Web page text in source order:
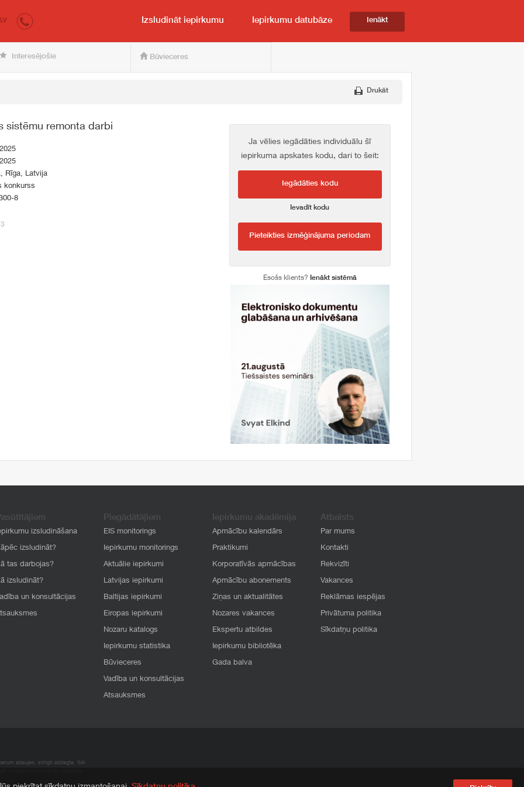
pircējam un pārdevējam
LV Izsludināt iepirkumu Iepirkumu datubāze Ienākt
Interesējošie Būvieceres
Drukāt
sistēmu remonta darbi
Rīga, Latvija
konkurss
8
Ja vēlies iegādāties individuālu šī
iepirkuma apskates kodu, dari to šeit:
Iegādāties kodu
Ievadīt kodu
Pieteikties izmēģinājuma periodam
Esošs klients? Ienākt sistēmā
izsludināšana
izsludināt?
tas darbojas?
izsludināt?
un konsultācijas
Piegādātājiem
EIS monitorings
Iepirkumu monitorings
Aktuālie iepirkumi
Latvijas iepirkumi
Baltijas iepirkumi
Eiropas iepirkumi
Nozaru katalogs
Iepirkumu statistika
Būvieceres
Vadība un konsultācijas
Atsauksmes
Iepirkumu akadēmija
Apmācību kalendārs
Praktikumi
Korporatīvās apmācības
Apmācību abonements
Ziņas un aktualitātes
Nozares vakances
Ekspertu atbildes
Iepirkumu bibliotēka
Gada balva
Atbalsts
Par mums
Kontakti
Rekvizīti
Vakances
Reklāmas iespējas
Privātuma politika
Sīkdatņu politika
atļaujas, stingri aizliegta. SIA